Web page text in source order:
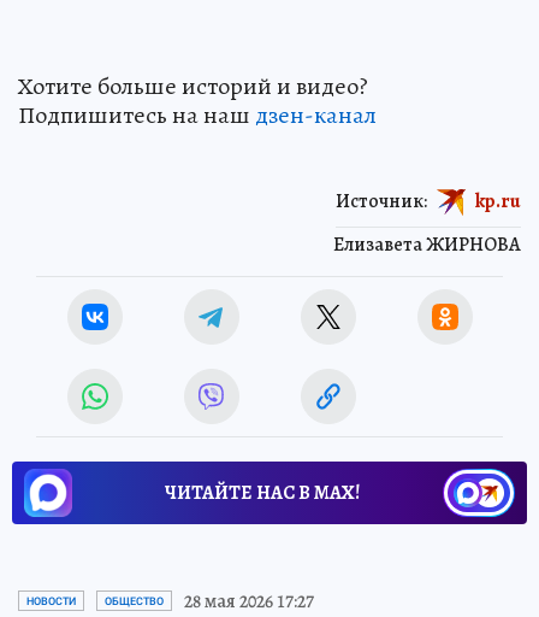
Хотите больше историй и видео?
Подпишитесь на наш дзен-канал
Елизавета ЖИРНОВА
Источник: kp.ru
ЧИТАЙТЕ НАС В МАХ!
НОВОСТИ ОБЩЕСТВО 28 мая 2026 17:27